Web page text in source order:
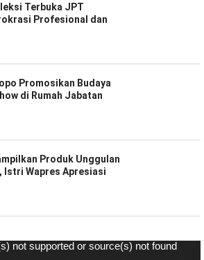
Terbuka JPT
Profesional dan
Promosikan Budaya
di Rumah Jabatan
Produk Unggulan
Istri Wapres Apresiasi
not supported or source(s) not found